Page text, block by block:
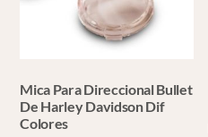
Mica Para Direccional Bullet
De Harley Davidson Dif
Colores